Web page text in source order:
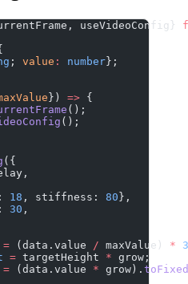
useVideoConfig}
; value : number};
}) => {
();
();
({
18 , stiffness: 80},
30 ,
= (data.value / maxValue) *
= targetHeight * grow;
= (data.value * grow). toFixed